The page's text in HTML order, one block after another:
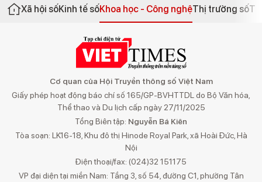
Xã hội sốKinh tế sốKhoa học - Công nghệThị trường số
Cơ quan của Hội Truyền thông số Việt Nam
Giấy phép hoạt động báo chí số 165/GP-BVHTTDL do Bộ Văn hóa,
Thể thao và Du lịch cấp ngày 27/11/2025
Tổng Biên tập: Nguyễn Bá Kiên
Tòa soạn: LK16-18, Khu đô thị Hinode Royal Park, xã Hoài Đức, Hà
Nội
Điện thoại/fax: (024)32 151175
VP đại diện tại miền Nam: Tầng 3, số 54, đường C1, phường Tân